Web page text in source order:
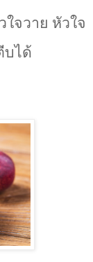
จวาย หัวใจ
บได้